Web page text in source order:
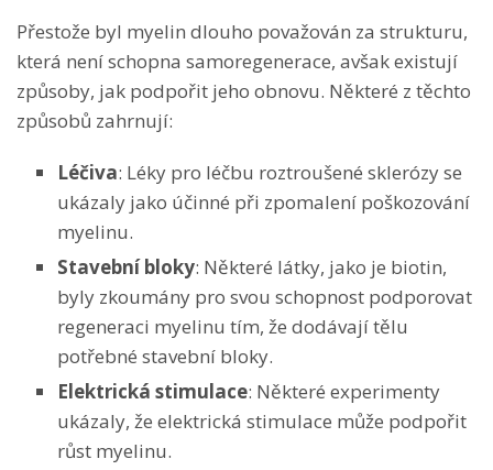
Přestože byl myelin dlouho považován za strukturu,
která není schopna samoregenerace, avšak existují
způsoby, jak podpořit jeho obnovu. Některé z těchto
způsobů zahrnují:
Léčiva: Léky pro léčbu roztroušené sklerózy se
ukázaly jako účinné při zpomalení poškozování
myelinu.
Stavební bloky: Některé látky, jako je biotin,
byly zkoumány pro svou schopnost podporovat
regeneraci myelinu tím, že dodávají tělu
potřebné stavební bloky.
Elektrická stimulace: Některé experimenty
ukázaly, že elektrická stimulace může podpořit
růst myelinu.